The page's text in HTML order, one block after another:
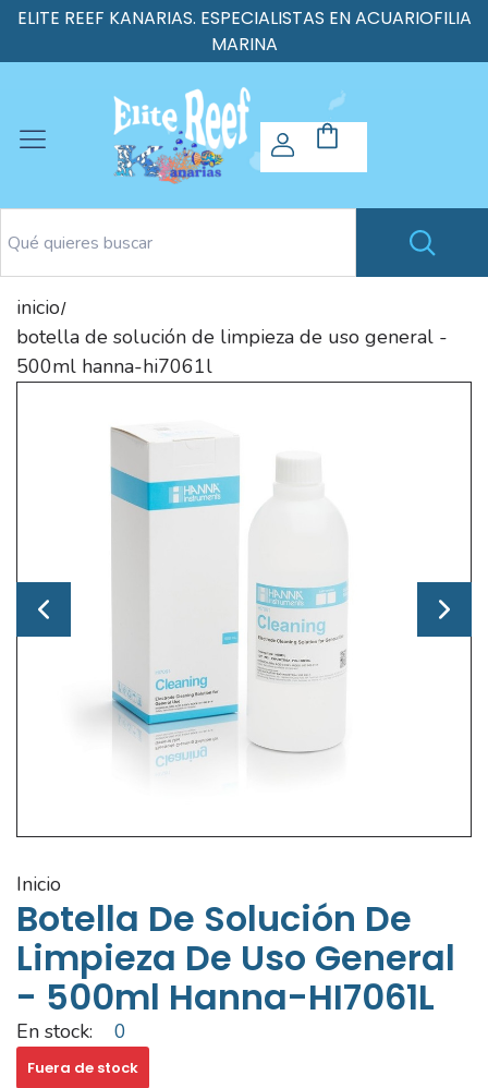
ELITE REEF KANARIAS. ESPECIALISTAS EN ACUARIOFILIA
MARINA
inicio/
botella de solución de limpieza de uso general -
500ml hanna-hi7061l
inicio
Botella De Solución De
Limpieza De Uso General
- 500ml Hanna-HI7061L
En stock: 0
Fuera de stock